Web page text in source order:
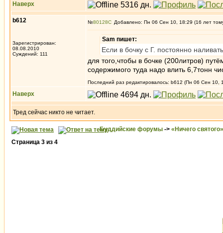
Наверх
b612
Зарегистрирован:
08.08.2010
Суждений: 111
№80128 Добавлено: Пн 06 Сен 10, 18:29 (16 лет
Sam пишет:
Если в бочку с Г. постоянно
для того,чтобы в бочке (200литров)
содержимого туда надо влить 6,7тонн
Последний раз редактировалось: b612 (Пн 06 Сен 10,
Наверх
Тред сейчас никто не читает.
Буддийские форумы -> «Ничего святого»
Страница 3 из 4